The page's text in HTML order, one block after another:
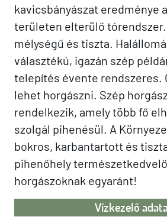
kavicsbányászat eredménye
területen elterülő
mélységű és tiszta.
választékú, igazán szép
telepítés évente rendszeres.
lehet horgászni. Szép
rendelkezik, amely több fő
szolgál pihenésül. A
bokros, karbantartott és
pihenőhely
horgászoknak egyaránt!
Vízkezelő